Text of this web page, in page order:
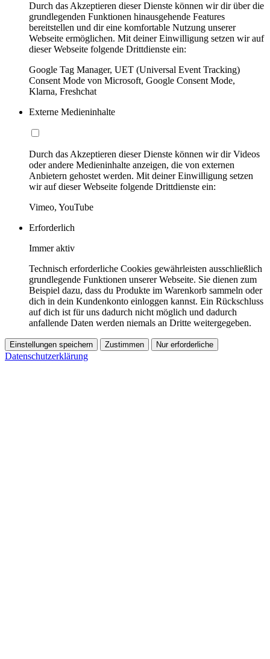
Durch das Akzeptieren dieser Dienste können wir dir über die
grundlegenden Funktionen hinausgehende Features
bereitstellen und dir eine komfortable Nutzung unserer
Webseite ermöglichen. Mit deiner Einwilligung setzen wir auf
dieser Webseite folgende Drittdienste ein:
Google Tag Manager, UET (Universal Event Tracking)
Consent Mode von Microsoft, Google Consent Mode,
Klarna, Freshchat
Externe Medieninhalte
Durch das Akzeptieren dieser Dienste können wir dir Videos
oder andere Medieninhalte anzeigen, die von externen
Anbietern gehostet werden. Mit deiner Einwilligung setzen
wir auf dieser Webseite folgende Drittdienste ein:
Vimeo, YouTube
Erforderlich
Immer aktiv
Technisch erforderliche Cookies gewährleisten ausschließlich
grundlegende Funktionen unserer Webseite. Sie dienen zum
Beispiel dazu, dass du Produkte im Warenkorb sammeln oder
dich in dein Kundenkonto einloggen kannst. Ein Rückschluss
auf dich ist für uns dadurch nicht möglich und dadurch
anfallende Daten werden niemals an Dritte weitergegeben.
Einstellungen speichern Zustimmen Nur erforderliche
Datenschutzerklärung